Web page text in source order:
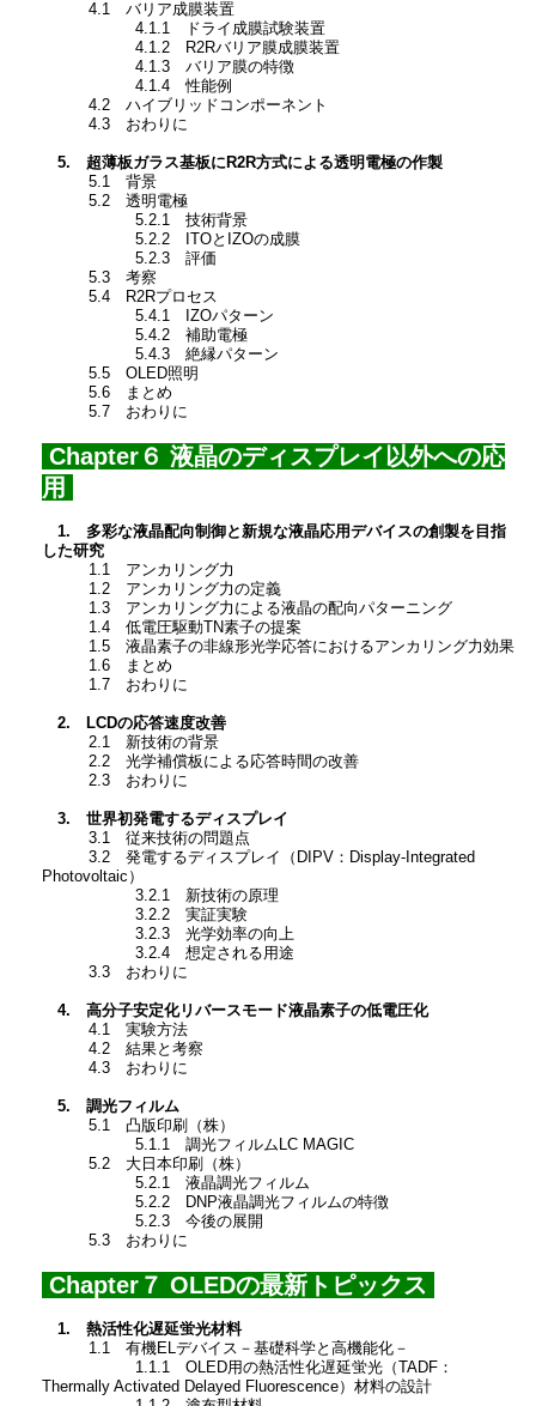
4.1 バリア成膜装置
4.1.1 ドライ成膜試験装置
4.1.2 R2Rバリア膜成膜装置
4.1.3 バリア膜の特徴
4.1.4 性能例
4.2 ハイブリッドコンポーネント
4.3 おわりに
5. 超薄板ガラス基板にR2R方式による透明電極の作製
5.1 背景
5.2 透明電極
5.2.1 技術背景
5.2.2 ITOとIZOの成膜
5.2.3 評価
5.3 考察
5.4 R2Rプロセス
5.4.1 IZOパターン
5.4.2 補助電極
5.4.3 絶縁パターン
5.5 OLED照明
5.6 まとめ
5.7 おわりに
Chapter６ 液晶のディスプレイ以外への応
用
1. 多彩な液晶配向制御と新規な液晶応用デバイスの創製を目指
した研究
1.1 アンカリング力
1.2 アンカリング力の定義
1.3 アンカリング力による液晶の配向パターニング
1.4 低電圧駆動TN素子の提案
1.5 液晶素子の非線形光学応答におけるアンカリング力効果
1.6 まとめ
1.7 おわりに
2. LCDの応答速度改善
2.1 新技術の背景
2.2 光学補償板による応答時間の改善
2.3 おわりに
3. 世界初発電するディスプレイ
3.1 従来技術の問題点
3.2 発電するディスプレイ（DIPV：Display-Integrated
Photovoltaic）
3.2.1 新技術の原理
3.2.2 実証実験
3.2.3 光学効率の向上
3.2.4 想定される用途
3.3 おわりに
4. 高分子安定化リバースモード液晶素子の低電圧化
4.1 実験方法
4.2 結果と考察
4.3 おわりに
5. 調光フィルム
5.1 凸版印刷（株）
5.1.1 調光フィルムLC MAGIC
5.2 大日本印刷（株）
5.2.1 液晶調光フィルム
5.2.2 DNP液晶調光フィルムの特徴
5.2.3 今後の展開
5.3 おわりに
Chapter７ OLEDの最新トピックス
1. 熱活性化遅延蛍光材料
1.1 有機ELデバイス－基礎科学と高機能化－
1.1.1 OLED用の熱活性化遅延蛍光（TADF：
Thermally Activated Delayed Fluorescence）材料の設計